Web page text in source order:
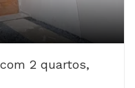
2 quartos,